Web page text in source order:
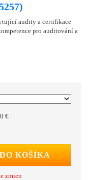
audity a certifikace
pro auditování a
€
DO KOŠÍKA
zmien